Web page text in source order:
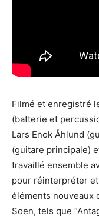
Filmé et enregistré
(batterie et
Lars Enok Åhlund
(guitare principale)
travaillé ensemble
pour réinterpréter
éléments nouveaux
Soen, tels que